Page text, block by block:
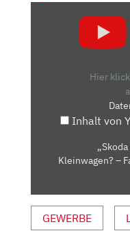
LEINWAGEN? –
AHRBERICHT/
OTOR U
ND S
Hier
Inhalt von
Kleinwagen? –
GEWERBE